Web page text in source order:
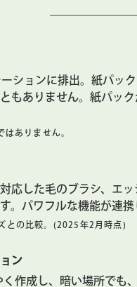
ションに排出。紙パッ
もありません。紙パッ
ありません。
応した毛のブラシ、エ
。パワフルな機能が連
との比較。(2025年2月時点)
ン
作成し、暗い場所でも